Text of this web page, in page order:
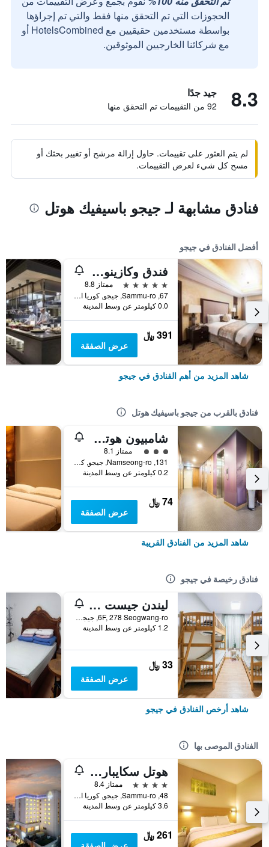
الحجوزات التي تم التحقق منها فقط والتي تم إجراؤها
بواسطة مستخدمين حقيقيين مع HotelsCombined أو
مع شركائنا الخارجيين الموثوقين.
8.3 جيد جدًا
92 من التقييمات تم التحقق منها
لم يتم العثور على تقييمات. حاول إزالة مرشح أو تغيير بحثك أو
مسح كل شيء لعرض التقييمات.
فنادق مشابهة لـ جيجو باسيفيك هوتل
أفضل الفنادق في جيجو
فندق وكازينو جيجو صن
5 نجوم
ممتاز 8.8
67, Sammu-ro, جيجو, كوريا الجنوبية
0.0 كيلومتر عن وسط المدينة
391 ﷼
عرض الصفقة
شاهد المزيد من أهم الفنادق في جيجو
فنادق بالقرب من جيجو باسيفيك هوتل
شامبيون هوتل جيجو
تقييم فئة 3ممتاز 8.1
131, Namseong-ro, جيجو, كوريا الجنوبية
0.2 كيلومتر عن وسط المدينة
74 ﷼
عرض الصفقة
شاهد المزيد من الفنادق القريبة
فنادق رخيصة في جيجو
ليندن جيست هاوس
6F, 278 Seogwang-ro, جيجو, كوريا الجنوبية
1.2 كيلومتر عن وسط المدينة
33 ﷼
عرض الصفقة
شاهد أرخص الفنادق في جيجو
الفنادق الموصى بها
هوتل سكايبارك جيجو 1
4 نجوم
ممتاز 8.4
48, Sammu-ro, جيجو, كوريا الجنوبية
3.6 كيلومتر عن وسط المدينة
261 ﷼